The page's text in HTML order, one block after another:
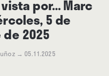
por... Marc
5 de
2025
→ 05.11.2025